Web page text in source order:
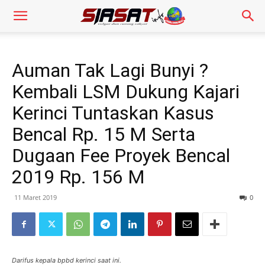
Auman Tak Lagi Bunyi ?
Kembali LSM Dukung Kajari
Kerinci Tuntaskan Kasus
Bencal Rp. 15 M Serta
Dugaan Fee Proyek Bencal
2019 Rp. 156 M
11 Maret 2019 0
Darifus kepala bpbd kerinci saat ini.